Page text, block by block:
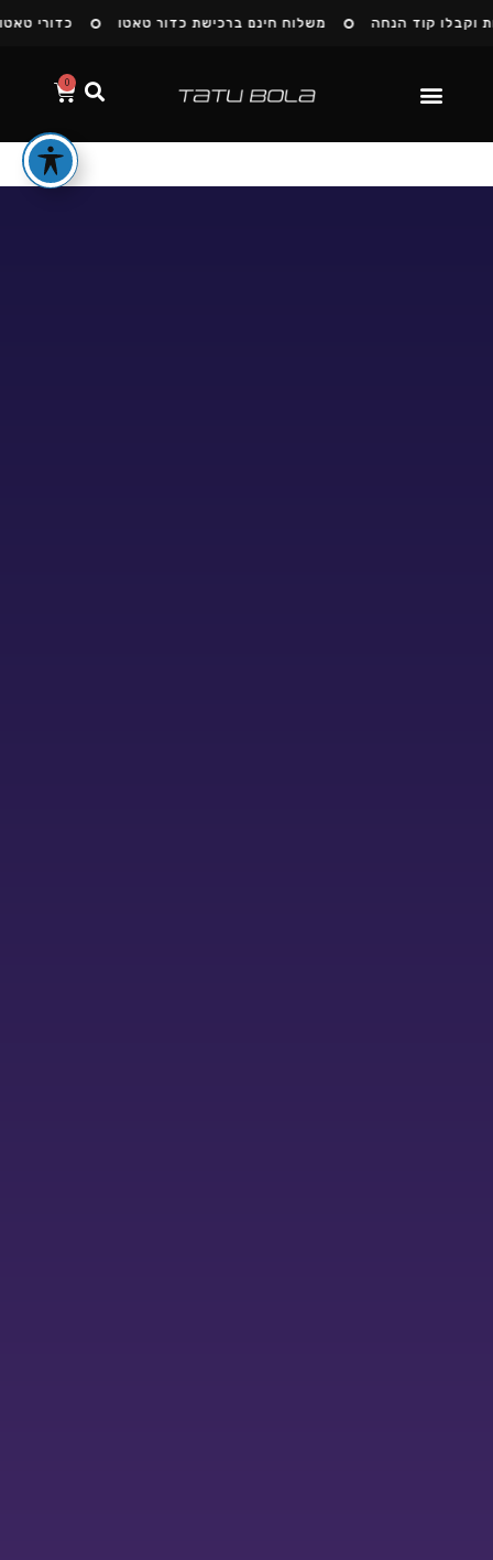
משלוח חינם ברכישת כדור טאטו כדורי טאטו קוד הנחה
0